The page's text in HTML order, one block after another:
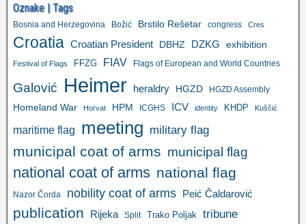
Oznake | Tags
Bosnia and Herzegovina Božić Brstilo Rešetar congress Cres
Croatia Croatian President DBHZ DZKG exhibition
Festival of Flags FFZG FIAV Flags of European and World Countries
Galović Heimer heraldry HGZD HGZD Assembly
Homeland War Horvat HPM ICGHS ICV identity KHDP Kuščić
maritime flag meeting military flag
municipal coat of arms municipal flag
national coat of arms national flag
Nazor Čorda nobility coat of arms Peić Čaldarović
publication Rijeka Split Trako Poljak tribune